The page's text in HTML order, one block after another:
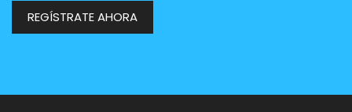
REGÍSTRATE AHORA